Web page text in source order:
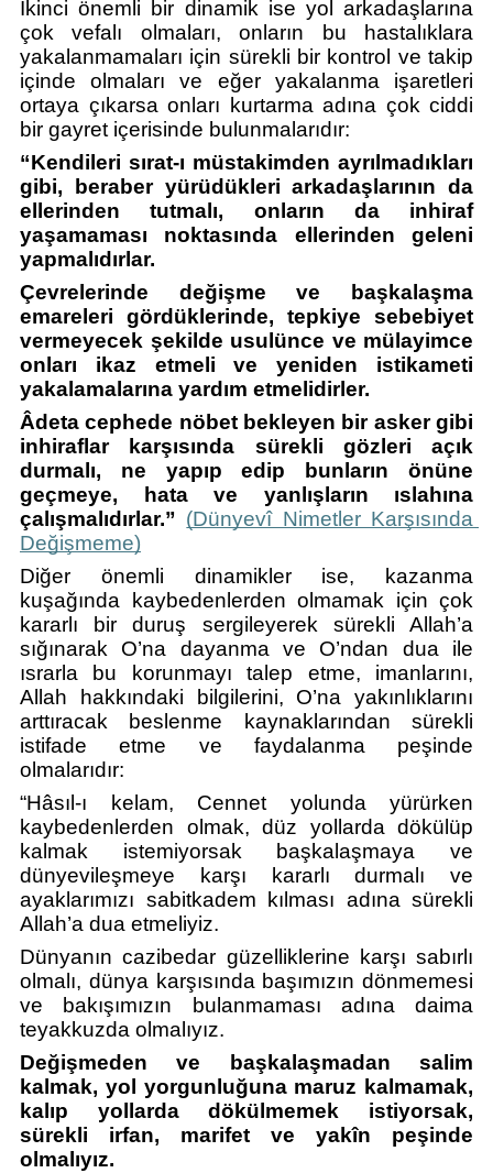
İkinci önemli bir dinamik ise yol arkadaşlarına
çok vefalı olmaları, onların bu hastalıklara
yakalanmamaları için sürekli bir kontrol ve takip
içinde olmaları ve eğer yakalanma işaretleri
ortaya çıkarsa onları kurtarma adına çok ciddi
bir gayret içerisinde bulunmalarıdır:
“Kendileri sırat-ı müstakimden ayrılmadıkları
gibi, beraber yürüdükleri arkadaşlarının da
ellerinden tutmalı, onların da inhiraf
yaşamaması noktasında ellerinden geleni
yapmalıdırlar.
Çevrelerinde değişme ve başkalaşma
emareleri gördüklerinde, tepkiye sebebiyet
vermeyecek şekilde usulünce ve mülayimce
onları ikaz etmeli ve yeniden istikameti
yakalamalarına yardım etmelidirler.
Âdeta cephede nöbet bekleyen bir asker gibi
inhiraflar karşısında sürekli gözleri açık
durmalı, ne yapıp edip bunların önüne
geçmeye, hata ve yanlışların ıslahına
çalışmalıdırlar.” (Dünyevî Nimetler Karşısında
Değişmeme)
Diğer önemli dinamikler ise, kazanma
kuşağında kaybedenlerden olmamak için çok
kararlı bir duruş sergileyerek sürekli Allah’a
sığınarak O’na dayanma ve O’ndan dua ile
ısrarla bu korunmayı talep etme, imanlarını,
Allah hakkındaki bilgilerini, O’na yakınlıklarını
arttıracak beslenme kaynaklarından sürekli
istifade etme ve faydalanma peşinde
olmalarıdır:
“Hâsıl-ı kelam, Cennet yolunda yürürken
kaybedenlerden olmak, düz yollarda dökülüp
kalmak istemiyorsak başkalaşmaya ve
dünyevileşmeye karşı kararlı durmalı ve
ayaklarımızı sabitkadem kılması adına sürekli
Allah’a dua etmeliyiz.
Dünyanın cazibedar güzelliklerine karşı sabırlı
olmalı, dünya karşısında başımızın dönmemesi
ve bakışımızın bulanmaması adına daima
teyakkuzda olmalıyız.
Değişmeden ve başkalaşmadan salim
kalmak, yol yorgunluğuna maruz kalmamak,
kalıp yollarda dökülmemek istiyorsak,
sürekli irfan, marifet ve yakîn peşinde
olmalıyız.